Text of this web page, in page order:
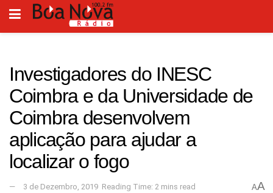
Investigadores do INESC
Coimbra e da Universidade de
Coimbra desenvolvem
aplicação para ajudar a
localizar o fogo
3 de Dezembro, 2019 Reading Time: 2 mins read AA